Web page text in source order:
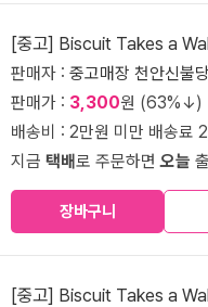
[중고] Biscuit Takes a
판매자 : 중고매장 천안신불
판매가 : 3,300원 (63%↓)
배송비 : 2만원 미만 배송료
지금 택배로 주문하면오늘
장바구니
[중고] Biscuit Takes a